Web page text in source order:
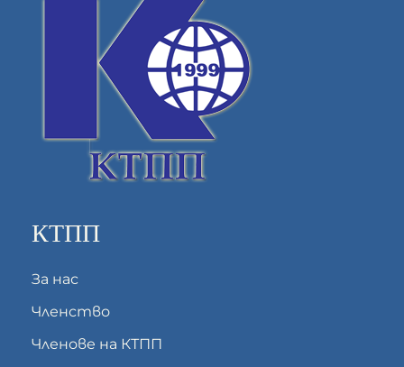
КТПП
За нас
Членство
Членове на КТПП